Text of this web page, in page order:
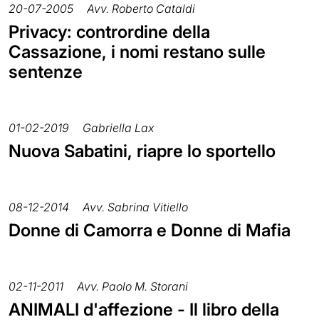
20-07-2005 Avv. Roberto Cataldi
Privacy: contrordine della
Cassazione, i nomi restano sulle
sentenze
01-02-2019 Gabriella Lax
Nuova Sabatini, riapre lo sportello
08-12-2014 Avv. Sabrina Vitiello
Donne di Camorra e Donne di Mafia
02-11-2011 Avv. Paolo M. Storani
ANIMALI d'affezione - Il libro della